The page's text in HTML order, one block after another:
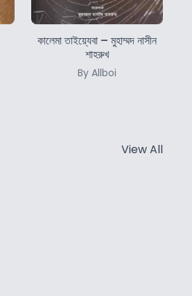
কালেমা তাইয়্যেবা – মুহাম্মদ নাসীন
শাহরুখ
By Allboi
View All